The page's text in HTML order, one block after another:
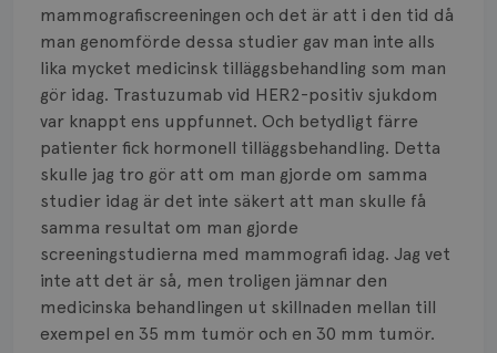
mammografiscreeningen och det är att i den tid då
man genomförde dessa studier gav man inte alls
lika mycket medicinsk tilläggsbehandling som man
gör idag. Trastuzumab vid HER2-positiv sjukdom
var knappt ens uppfunnet. Och betydligt färre
patienter fick hormonell tilläggsbehandling. Detta
skulle jag tro gör att om man gjorde om samma
studier idag är det inte säkert att man skulle få
samma resultat om man gjorde
screeningstudierna med mammografi idag. Jag vet
inte att det är så, men troligen jämnar den
medicinska behandlingen ut skillnaden mellan till
exempel en 35 mm tumör och en 30 mm tumör.